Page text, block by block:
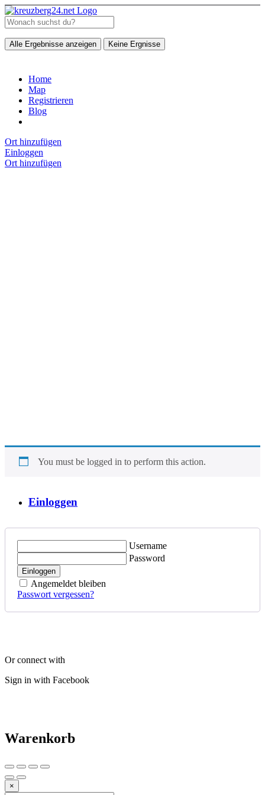
Alle Ergebnisse anzeigen Keine Ergnisse
Home
Map
Registrieren
Blog
Ort hinzufügen
Einloggen
Ort hinzufügen
You must be logged in to perform this action.
Einloggen
Username
Password
Einloggen
Angemeldet bleiben
Passwort vergessen?
Or connect with
Sign in with Facebook
Warenkorb
×